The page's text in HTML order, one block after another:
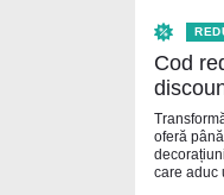
Cod
oferă
care aduc